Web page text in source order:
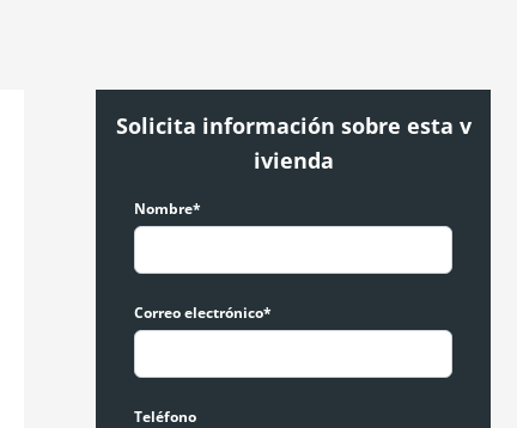
Solicita información sobre esta v
ivienda
Nombre*
Correo electrónico*
Teléfono